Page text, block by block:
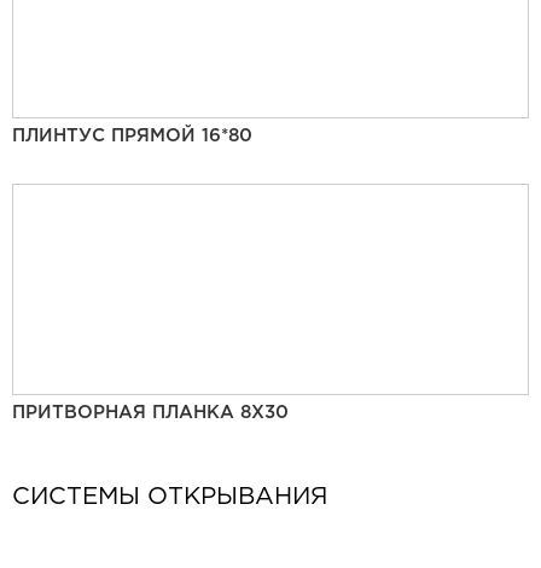
ПЛИНТУС ПРЯМОЙ 16*80
ПРИТВОРНАЯ ПЛАНКА 8Х30
СИСТЕМЫ ОТКРЫВАНИЯ